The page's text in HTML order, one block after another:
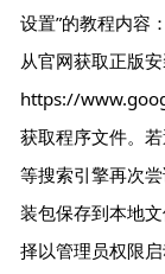
设置”的教程内容：
从官网获取正版
https://
获取程序文件。
等搜索引擎再次
装包保存到本地
择以管理员权限启